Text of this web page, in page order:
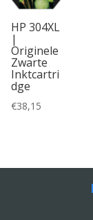
HP 304XL
|
Originele
Zwarte
Inktcartri
dge
€38,15